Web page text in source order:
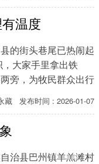
温度
的街头巷尾已热闹起
，大家手里拿出铁
旁，为牧民群众出行
藏 发布时间 : 2026-01-07
治县巴州镇羊羔滩村